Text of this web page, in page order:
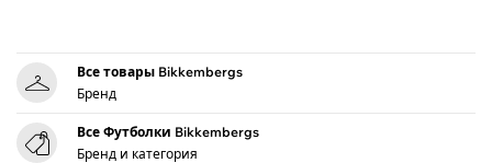
Все товары Bikkembergs
Бренд
Все Футболки Bikkembergs
Бренд и категория